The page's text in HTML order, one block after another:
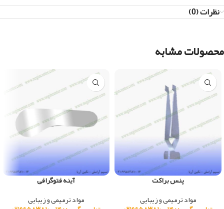
نظرات (0)
محصولات مشابه
پنس براکت
مواد ترمیمی و زیبایی
آینه فتوگرافی
مواد ترمیمی و زیبایی